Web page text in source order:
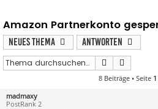
Amazon Partnerkonto
Neues Thema
Antworten
Suche
8 Beiträge • Seite 1
madmaxy
PostRank 2